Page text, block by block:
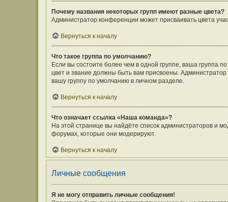
Почему названия некоторых групп имеют разные цвета?
Администратор конференции может присваивать цвета
Вернуться к началу
Что такое группа по умолчанию?
Если вы состоите более чем в одной группе, ваша группа
цвет и звание должны быть вам присвоены.
вашу группу по умолчанию в личном разделе.
Вернуться к началу
Что означает ссылка «Наша команда»?
На этой странице вы найдёте список администраторов и
форумах, которые они модерируют.
Вернуться к началу
Личные сообщения
Я не могу отправить личные сообщения!